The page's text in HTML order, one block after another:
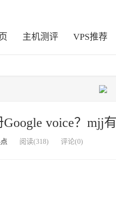
主机测评 VPS推荐
voice？mjj
阅读(318) 评论(0)